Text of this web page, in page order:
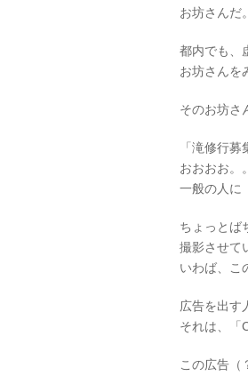
お坊さんだ。
都内でも、
お坊さんを
そのお坊さ
「滝修行募
おおおお。
一般の人に
ちょっとば
撮影させて
いわば、こ
広告を出す
それは、「
この広告（